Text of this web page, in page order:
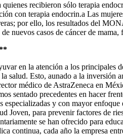
recibieron sólo terapia
con terapia endocrin.a Las
por ello, los resultados del
casos de cáncer de mama,
en la atención a los principales
Esto, aunado a la inversión
médico de AstraZeneca en
sentado precedentes en hacer
y con mayor
Joven, para prevenir factores de
se han ofrecido para
continua, cada año la empresa